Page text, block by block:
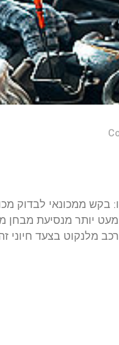
ממכונאי לבדוק
מעט יותר מנסיעת מבחן
מלנקוט בצעד חיוני